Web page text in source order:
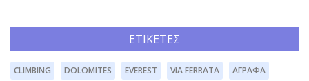
ΕΤΙΚΈΤΕΣ
CLIMBING DOLOMITES EVEREST VIA FERRATA
ΆΓΡΑΦΑ